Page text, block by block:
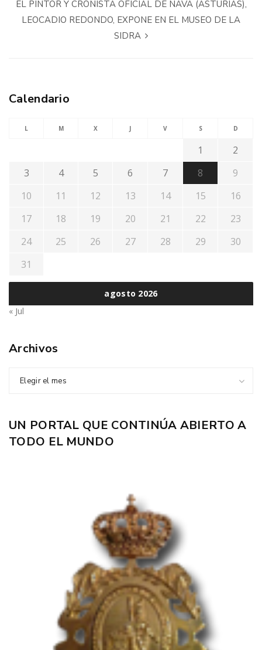
EL PINTOR Y CRONISTA OFICIAL DE NAVA (ASTURIAS),
LEOCADIO REDONDO, EXPONE EN EL MUSEO DE LA
SIDRA
Calendario
agosto 2026
L M X J V S D
1
2
3
4 5 6 7 8
9
10
11 12 13 14 15
16
17
18 19 20 21 22
23
24
25 26 27 28 29
30
31
« Jul
Archivos
Elegir el mes
UN PORTAL QUE CONTINÚA ABIERTO A
TODO EL MUNDO